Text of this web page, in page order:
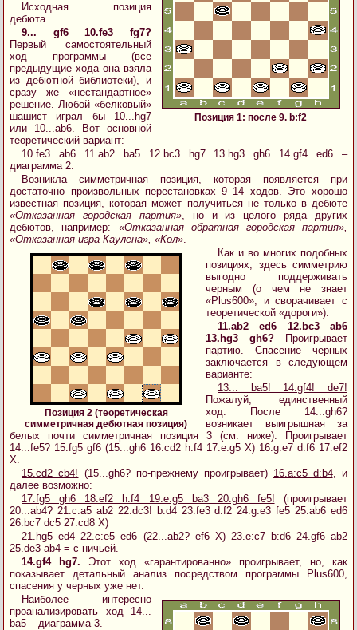
Позиция 1: после 9. b:f2
Исходная позиция
дебюта.
9... gf6 10.fe3 fg7?
Первый самостоятельный
ход программы (все
предыдущие хода она взяла
из дебютной библиотеки), и
сразу же «нестандартное»
решение. Любой «белковый»
шашист играл бы 10...hg7
или 10...ab6. Вот основной
теоретический вариант:
10.fe3 ab6 11.ab2 ba5 12.bc3 hg7 13.hg3 gh6 14.gf4 ed6 –
диаграмма 2.
Возникла симметричная позиция, которая появляется при
достаточно произвольных перестановках 9–14 ходов. Это хорошо
известная позиция, которая может получиться не только в дебюте
«Отказанная городская партия», но и из целого ряда других
дебютов, например: «Отказанная обратная городская партия»,
«Отказанная игра Каулена», «Кол».
Позиция 2 (теоретическая
симметричная дебютная позиция)
Как и во многих подобных
позициях, здесь симметрию
выгодно поддерживать
черным (о чем не знает
«Plus600», и сворачивает с
теоретической «дороги»).
11.ab2 ed6 12.bc3 ab6
13.hg3 gh6? Проигрывает
партию. Спасение черных
заключается в следующем
варианте:
13... ba5! 14.gf4! de7!
Пожалуй, единственный
ход. После 14...gh6?
возникает выигрышная за
белых почти симметричная позиция 3 (см. ниже). Проигрывает
14...fe5? 15.fg5 gf6 (15...gh6 16.cd2 h:f4 17.e:g5 X) 16.g:e7 d:f6 17.ef2
X.
15.cd2 cb4! (15...gh6? по-прежнему проигрывает) 16.a:c5 d:b4, и
далее возможно:
17.fg5 gh6 18.ef2 h:f4 19.e:g5 ba3 20.gh6 fe5! (проигрывает
20...ab4? 21.c:a5 ab2 22.dc3! b:d4 23.fe3 d:f2 24.g:e3 fe5 25.ab6 ed6
26.bc7 dc5 27.cd8 X)
21.hg5 ed4 22.c:e5 ed6 (22...ab2? ef6 X) 23.e:c7 b:d6 24.gf6 ab2
25.de3 ab4 = с ничьей.
14.gf4 hg7. Этот ход «гарантированно» проигрывает, но, как
показывает детальный анализ посредством программы Plus600,
спасения у черных уже нет.
Наиболее интересно
проанализировать ход 14...
ba5 – диаграмма 3.